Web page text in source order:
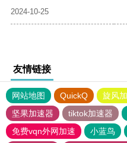
2024-10-25
友情链接
网站地图 QuickQ 旋风
坚果加速器
tiktok加速器
免费vqn外网加速
小蓝鸟